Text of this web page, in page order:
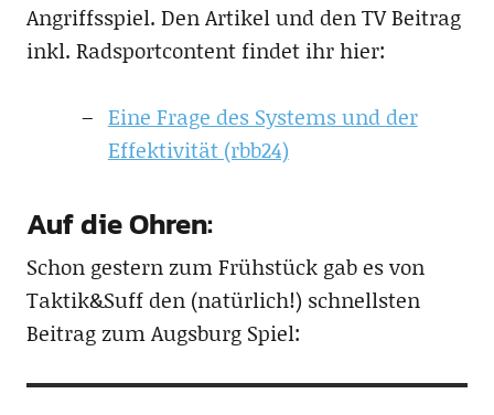
Angriffsspiel. Den Artikel und den TV Beitrag
inkl. Radsportcontent findet ihr hier:
Eine Frage des Systems und der
Effektivität (rbb24)
Auf die Ohren:
Schon gestern zum Frühstück gab es von
Taktik&Suff den (natürlich!) schnellsten
Beitrag zum Augsburg Spiel: